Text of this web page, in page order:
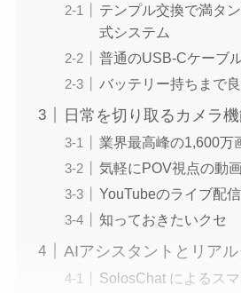
テンプル交換で満タ
式システム
普通のUSB-Cケーブ
バッテリー持ちまで
日常を切り取るカメラ
業界最高峰の1,600万
気軽にPOV視点の動
YouTubeのライブ配
知っておきたいクセ
AIアシスタントとリア
SolosChat によるス